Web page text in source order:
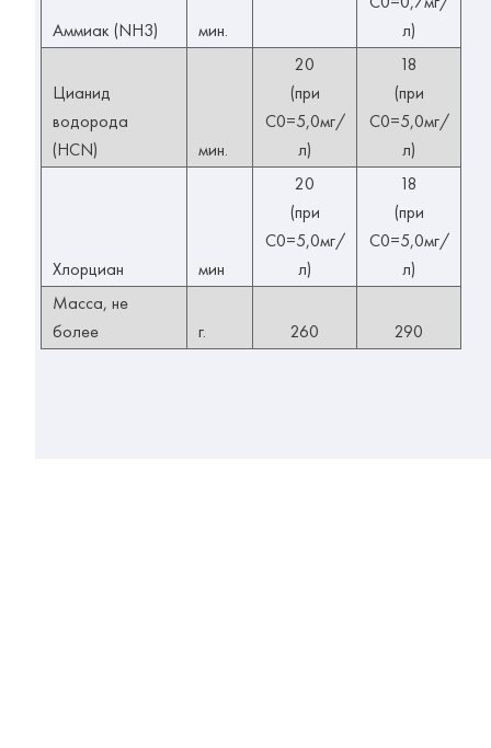
Аммиак (NH3) мин.
л)
Цианид
водорода
(HCN)
мин.
20
(при
С0=5,0мг/
л)
18
(при
С0=5,0мг/
л)
Хлорциан мин
20
(при
С0=5,0мг/
л)
18
(при
С0=5,0мг/
л)
Масса, не
более
г. 260 290